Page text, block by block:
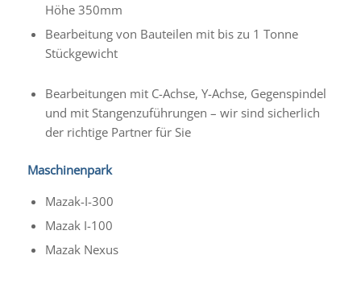
Höhe 350mm
Bearbeitung von Bauteilen mit bis zu 1 Tonne
Stückgewicht
Bearbeitungen mit C-Achse, Y-Achse, Gegenspindel
und mit Stangenzuführungen – wir sind sicherlich
der richtige Partner für Sie
Maschinenpark
Mazak-I-300
Mazak I-100
Mazak Nexus